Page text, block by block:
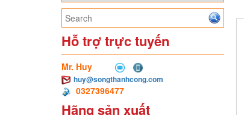
Hỗ trợ trực tuyến
Mr. Huy
huy@songthanhcong.com
0327396477
Hãng sản xuất